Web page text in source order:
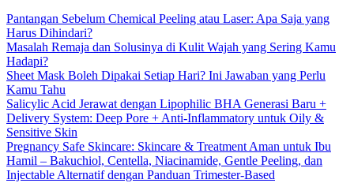
Pantangan Sebelum Chemical Peeling atau Laser: Apa Saja yang
Harus Dihindari?
Masalah Remaja dan Solusinya di Kulit Wajah yang Sering Kamu
Hadapi?
Sheet Mask Boleh Dipakai Setiap Hari? Ini Jawaban yang Perlu
Kamu Tahu
Salicylic Acid Jerawat dengan Lipophilic BHA Generasi Baru +
Delivery System: Deep Pore + Anti-Inflammatory untuk Oily &
Sensitive Skin
Pregnancy Safe Skincare: Skincare & Treatment Aman untuk Ibu
Hamil – Bakuchiol, Centella, Niacinamide, Gentle Peeling, dan
Injectable Alternatif dengan Panduan Trimester-Based